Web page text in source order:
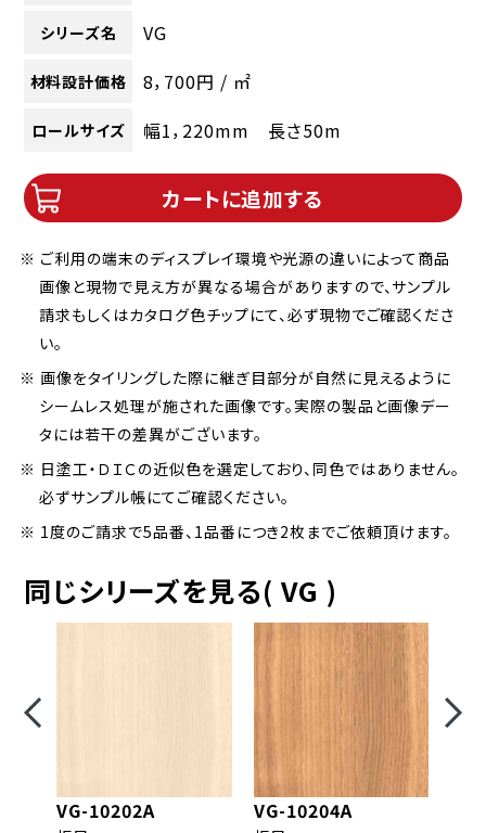
シリーズ名 VG
材料設計価格 8，700円 / ㎡
ロールサイズ 幅1，220mm 長さ50m
カートに追加する
※ ご利用の端末のディスプレイ環境や光源の違いによって商品
画像と現物で見え方が異なる場合がありますので、サンプル
請求もしくはカタログ色チップにて、必ず現物でご確認くださ
い。
※ 画像をタイリングした際に継ぎ目部分が自然に見えるように
シームレス処理が施された画像です。実際の製品と画像デー
タには若干の差異がございます。
※ 日塗工・ＤＩＣの近似色を選定しており、同色ではありません。
必ずサンプル帳にてご確認ください。
※ 1度のご請求で5品番、1品番につき2枚までご依頼頂けます。
同じシリーズを見る( VG )
VG-10202A VG-10204A